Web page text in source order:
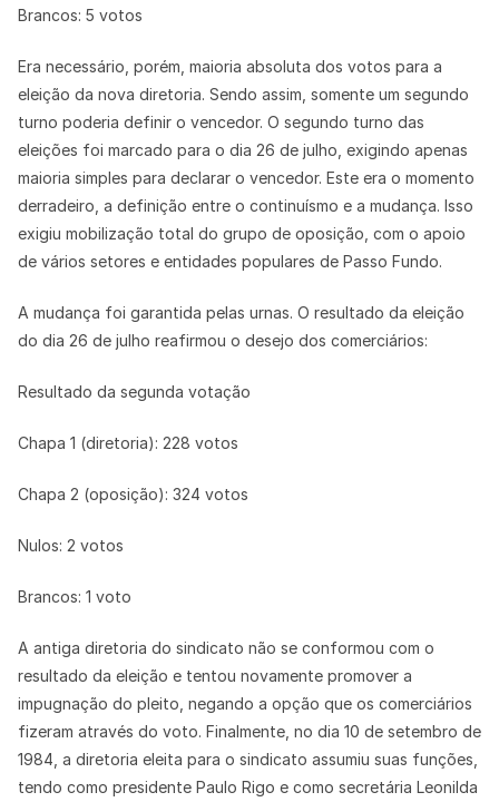
Brancos: 5 votos
Era necessário, porém, maioria absoluta dos votos para a
eleição da nova diretoria. Sendo assim, somente um segundo
turno poderia definir o vencedor. O segundo turno das
eleições foi marcado para o dia 26 de julho, exigindo apenas
maioria simples para declarar o vencedor. Este era o momento
derradeiro, a definição entre o continuísmo e a mudança. Isso
exigiu mobilização total do grupo de oposição, com o apoio
de vários setores e entidades populares de Passo Fundo.
A mudança foi garantida pelas urnas. O resultado da eleição
do dia 26 de julho reafirmou o desejo dos comerciários:
Resultado da segunda votação
Chapa 1 (diretoria): 228 votos
Chapa 2 (oposição): 324 votos
Nulos: 2 votos
Brancos: 1 voto
A antiga diretoria do sindicato não se conformou com o
resultado da eleição e tentou novamente promover a
impugnação do pleito, negando a opção que os comerciários
fizeram através do voto. Finalmente, no dia 10 de setembro de
1984, a diretoria eleita para o sindicato assumiu suas funções,
tendo como presidente Paulo Rigo e como secretária Leonilda